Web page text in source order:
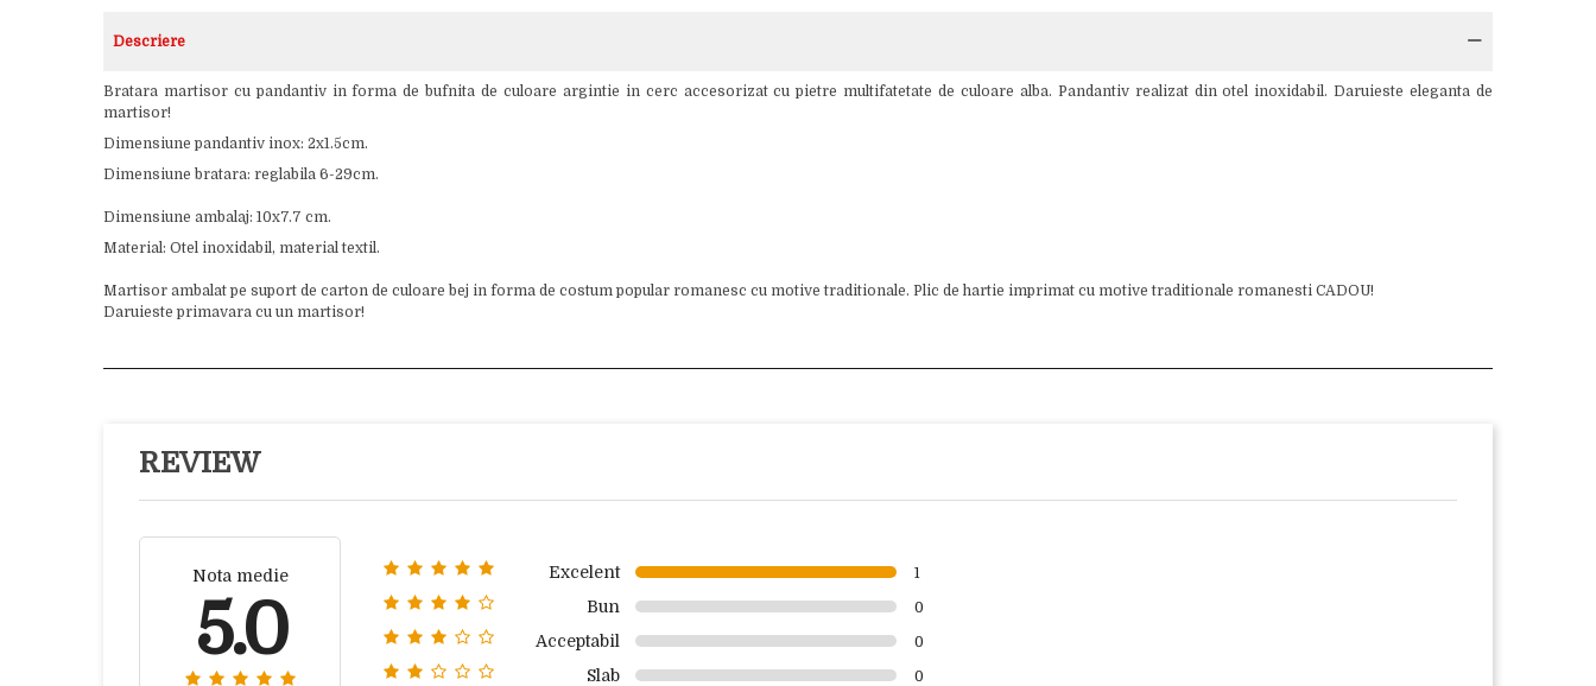
Descriere
Bratara martisor cu pandantiv in forma de bufnita de culoare argintie in cerc accesorizat cu pietre multifatetate de culoare alba. Pandantiv realizat din otel inoxidabil. Daruieste eleganta de
martisor!
Dimensiune pandantiv inox: 2x1.5cm.
Dimensiune bratara: reglabila 6-29cm.
Dimensiune ambalaj: 10x7.7 cm.
Material: Otel inoxidabil, material textil.
Martisor ambalat pe suport de carton de culoare bej in forma de costum popular romanesc cu motive traditionale. Plic de hartie imprimat cu motive traditionale romanesti CADOU!
Daruieste primavara cu un martisor!
REVIEW
Nota medie
5.0
Excelent 1
Bun 0
Acceptabil 0
Slab 0